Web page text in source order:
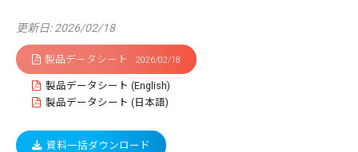
更新日: 2026/02/18
製品データシート 2026/02/18
製品データシート (English)
製品データシート (日本語)
資料一括ダウンロード